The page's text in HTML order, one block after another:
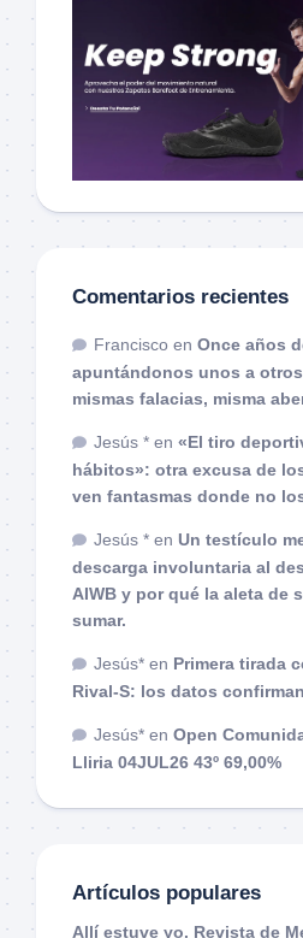
Comentarios recientes
Francisco en Once años
apuntándonos unos a
mismas falacias, misma
Jesús * en «El tiro
hábitos»: otra excusa de
ven fantasmas donde no
Jesús * en Un testículo
descarga involuntaria al
AIWB y por qué la aleta de
sumar.
Jesús* en Primera tirada
Rival-S: los datos
Jesús* en Open
Lliria 04JUL26 43º 69,00%
Artículos populares
Allí estuve yo. Revista de